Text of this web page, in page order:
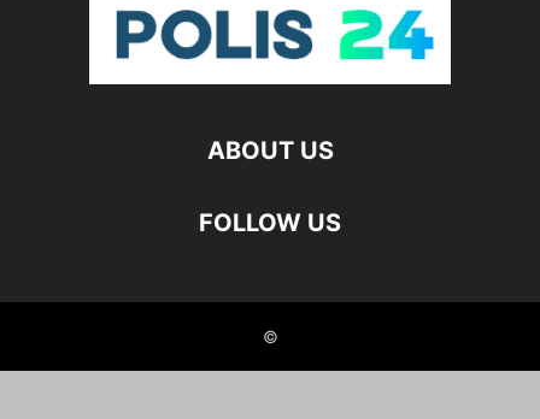
ABOUT US
FOLLOW US
©